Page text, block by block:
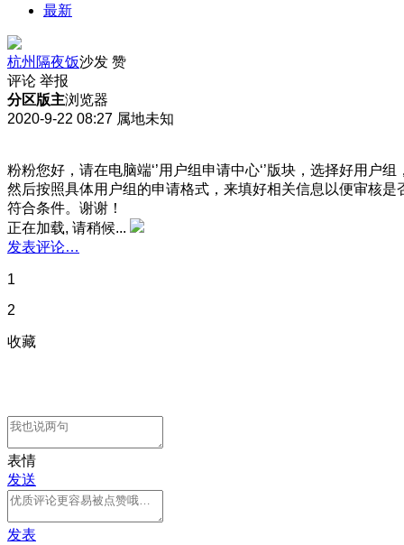
最新
杭州隔夜饭沙发 赞
评论 举报
分区版主浏览器
2020-9-22 08:27 属地未知
粉粉您好，请在电脑端‘’用户组申请中心‘’版块，选择好用户组
然后按照具体用户组的申请格式，来填好相关信息以便审核是
符合条件。谢谢！
正在加载, 请稍候...
发表评论…
1
2
收藏
表情
发送
发表